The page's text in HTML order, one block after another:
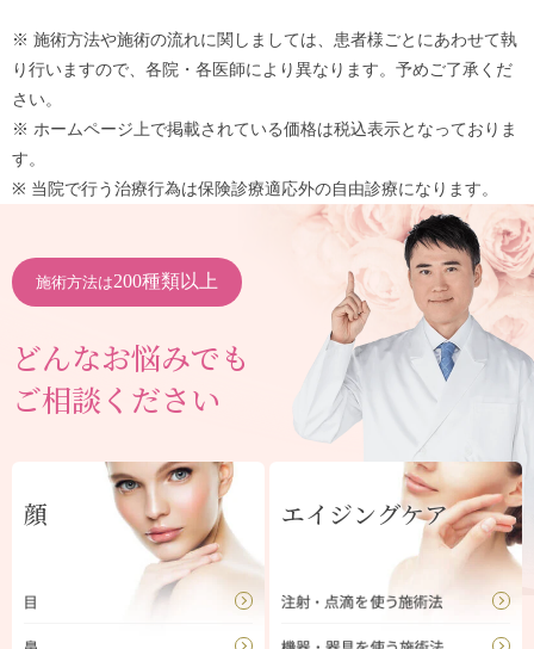
※ 施術方法や施術の流れに関しましては、患者様ごとにあわせて執
り行いますので、各院・各医師により異なります。予めご了承くだ
さい。
※ ホームページ上で掲載されている価格は税込表示となっておりま
す。
※ 当院で行う治療行為は保険診療適応外の自由診療になります。
施術方法は200種類以上
どんなお悩みでも
ご相談ください
顔 エイジングケア